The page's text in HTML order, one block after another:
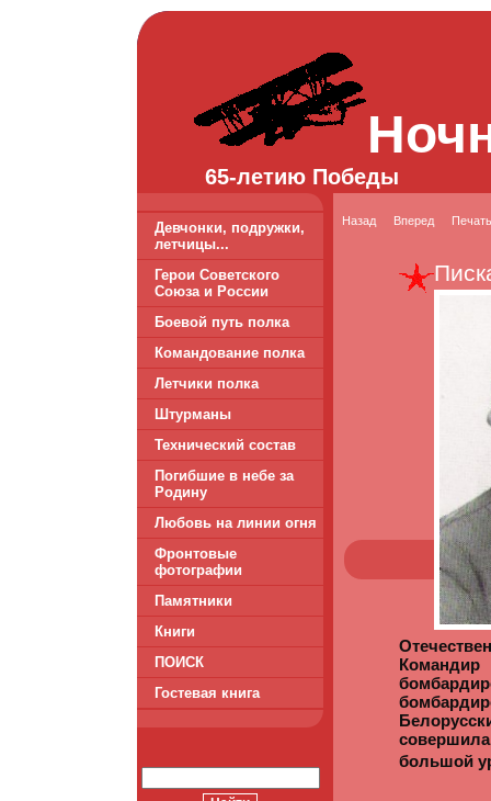
65-летию Победы
Девчонки, подружки,
летчицы...
Герои Советского
Союза и России
Боевой путь полка
Командование полка
Летчики полка
Штурманы
Технический состав
Погибшие в небе за
Родину
Любовь на линии огня
Фронтовые
фотографии
Памятники
Книги
ПОИСК
Гостевая книга
Назад Вперед Печать
большой